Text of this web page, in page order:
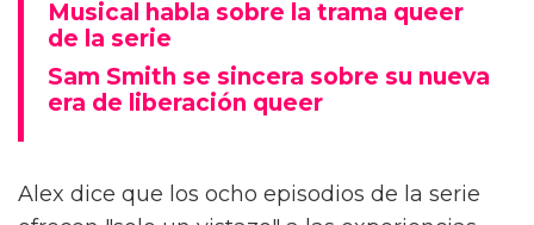
(Ellis Howard) mientras crece en Nottingham
a principios de los 2000. Al aventurarse en su
primer espacio queer, Byron comienza un
viaje de autodescubrimiento y
autodestrucción descrito como "divertido y
desgarrador".